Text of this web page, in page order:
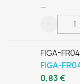
—
−
FIGA-
FIGA-
0,83 €